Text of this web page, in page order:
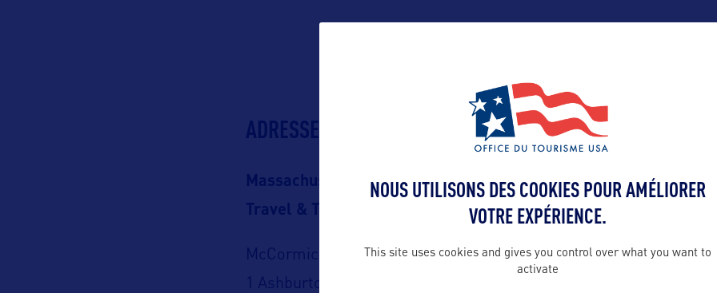
ADRESSES
Massachusetts Office of
Travel & Tourism
McCormick Building
1 Ashburton Place, Suite 2101
NOUS UTILISONS DES COOKIES POUR AMÉLIORER
VOTRE EXPÉRIENCE.
This site uses cookies and gives you control over what you want to
activate